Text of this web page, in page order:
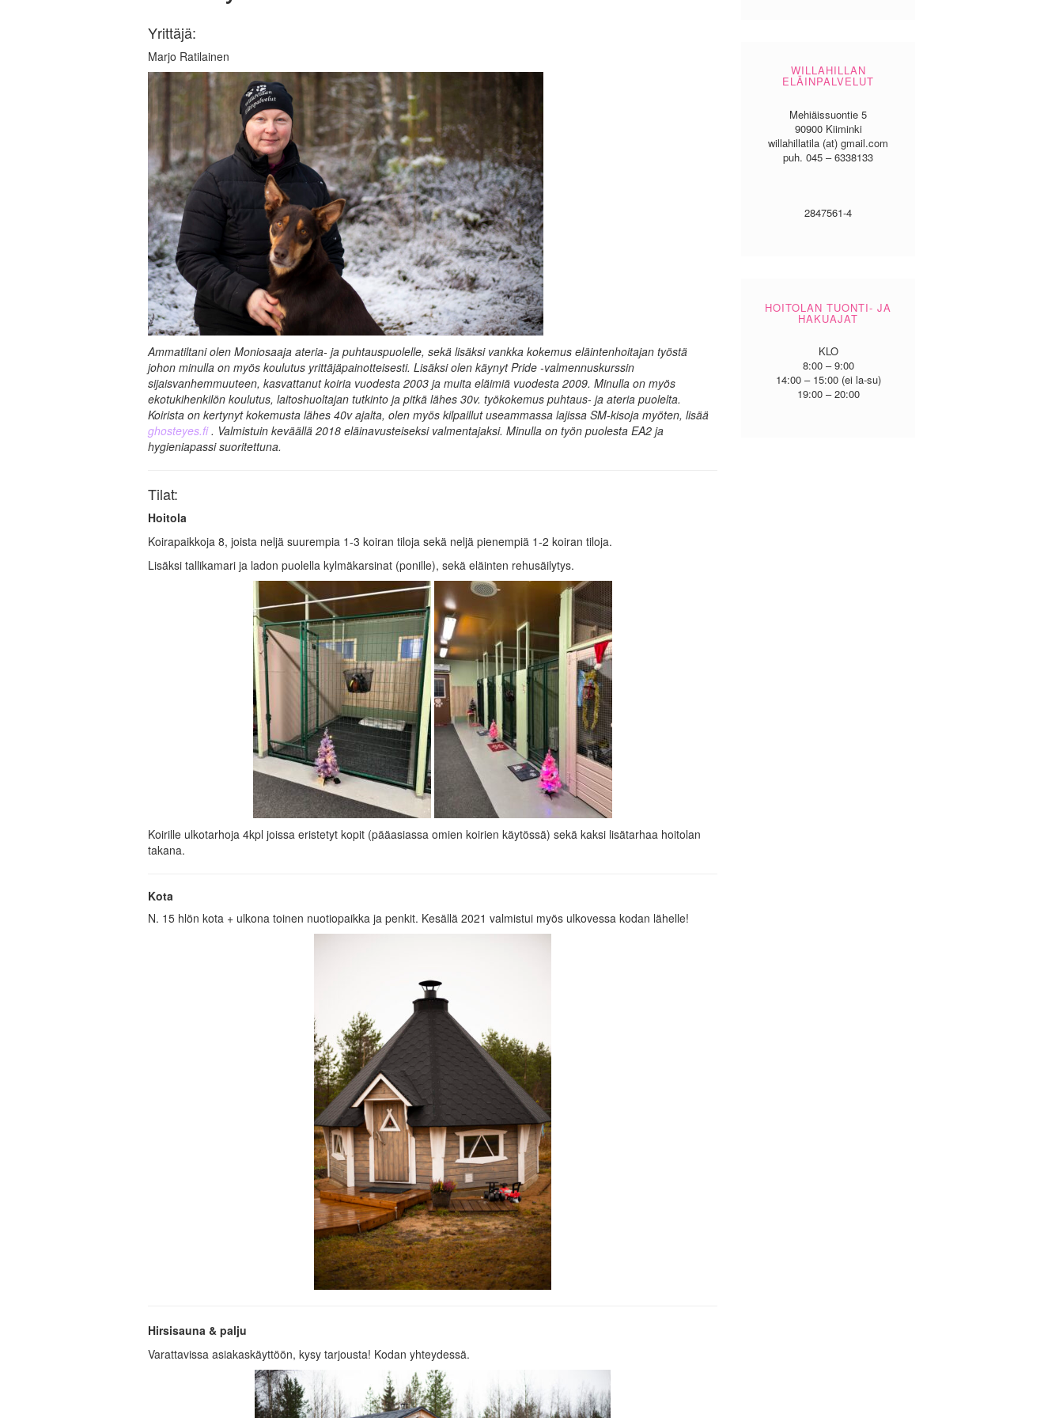
Yrittäjä:
Marjo Ratilainen
Ammatiltani olen Moniosaaja ateria- ja puhtauspuolelle, sekä lisäksi vankka kokemus eläintenhoitajan työstä
johon minulla on myös koulutus yrittäjäpainotteisesti. Lisäksi olen käynyt Pride -valmennuskurssin
sijaisvanhemmuuteen, kasvattanut koiria vuodesta 2003 ja muita eläimiä vuodesta 2009. Minulla on myös
ekotukihenkilön koulutus, laitoshuoltajan tutkinto ja pitkä lähes 30v. työkokemus puhtaus- ja ateria puolelta.
Koirista on kertynyt kokemusta lähes 40v ajalta, olen myös kilpaillut useammassa lajissa SM-kisoja myöten, lisää
ghosteyes.fi. Valmistuin keväällä 2018 eläinavusteiseksi valmentajaksi. Minulla on työn puolesta EA2 ja
hygieniapassi suoritettuna.
Tilat:
Hoitola
Koirapaikkoja 8, joista neljä suurempia 1-3 koiran tiloja sekä neljä pienempiä 1-2 koiran tiloja.
Lisäksi tallikamari ja ladon puolella kylmäkarsinat (ponille), sekä eläinten rehusäilytys.
Koirille ulkotarhoja 4kpl joissa eristetyt kopit (pääasiassa omien koirien käytössä) sekä kaksi lisätarhaa hoitolan
takana.
Kota
N. 15 hlön kota + ulkona toinen nuotiopaikka ja penkit. Kesällä 2021 valmistui myös ulkovessa kodan lähelle!
Hirsisauna & palju
Varattavissa asiakaskäyttöön, kysy tarjousta! Kodan yhteydessä.
WILLAHILLAN
ELÄINPALVELUT
Mehiäissuontie 5
90900 Kiiminki
willahillatila (at) gmail.com
puh. 045 – 6338133
2847561-4
HOITOLAN TUONTI- JA
HAKUAJAT
KLO
8:00 – 9:00
14:00 – 15:00 (ei la-su)
19:00 – 20:00